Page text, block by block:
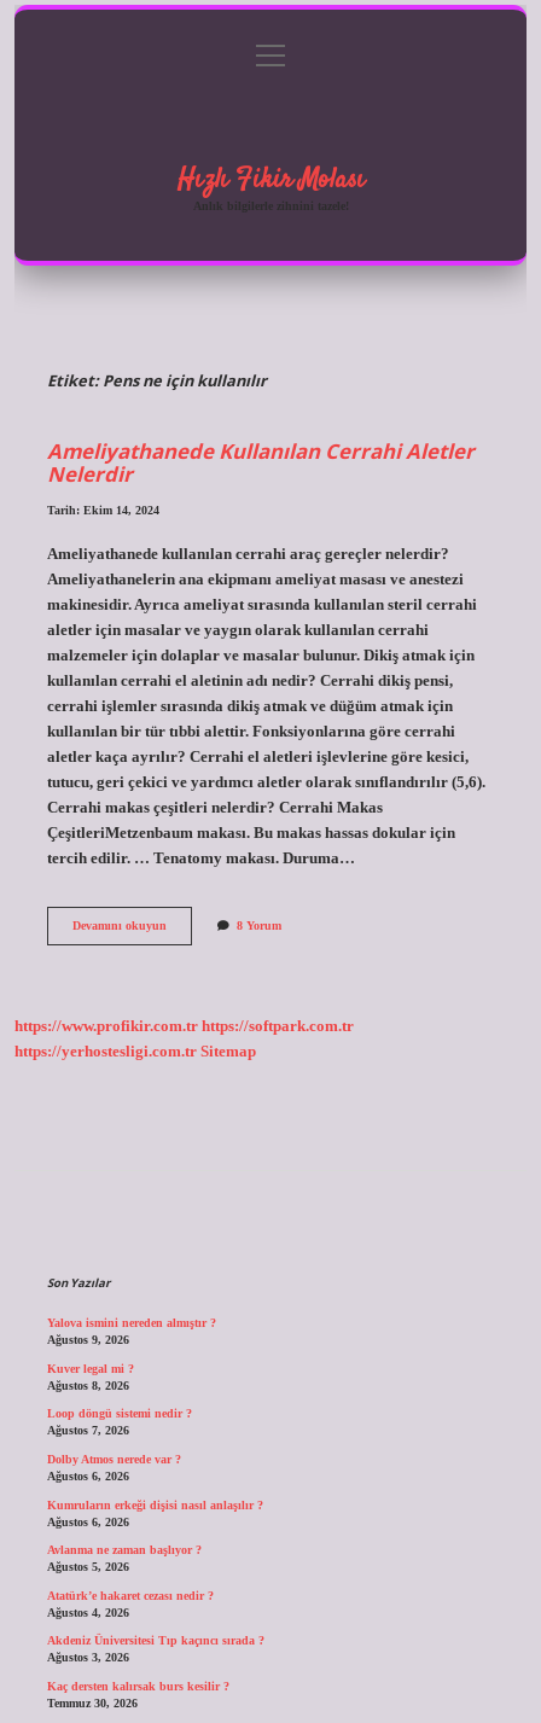
Gizlilik Politikası
menüyü
aç
Hızlı Fikir Molası
Anlık bilgilerle zihnini tazele!
Etiket:Pens ne için kullanılır
Ameliyathanede Kullanılan Cerrahi Aletler
Nelerdir
Tarih: Ekim 14, 2024
Ameliyathanede kullanılan cerrahi araç gereçler nelerdir?
Ameliyathanelerin ana ekipmanı ameliyat masası ve anestezi
makinesidir. Ayrıca ameliyat sırasında kullanılan steril cerrahi
aletler için masalar ve yaygın olarak kullanılan cerrahi
malzemeler için dolaplar ve masalar bulunur. Dikiş atmak için
kullanılan cerrahi el aletinin adı nedir? Cerrahi dikiş pensi,
cerrahi işlemler sırasında dikiş atmak ve düğüm atmak için
kullanılan bir tür tıbbi alettir. Fonksiyonlarına göre cerrahi
aletler kaça ayrılır? Cerrahi el aletleri işlevlerine göre kesici,
tutucu, geri çekici ve yardımcı aletler olarak sınıflandırılır (5,6).
Cerrahi makas çeşitleri nelerdir? Cerrahi Makas
ÇeşitleriMetzenbaum makası. Bu makas hassas dokular için
tercih edilir. … Tenatomy makası. Duruma…
Devamını okuyunAmeliyathanede8 Yorum
https://www.profikir.com.tr https://softpark.com.tr
https://yerhostesligi.com.tr Sitemap
Son Yazılar
Yalova ismini nereden almıştır ?
Ağustos 9, 2026
Kuver legal mi ?
Ağustos 8, 2026
Loop döngü sistemi nedir ?
Ağustos 7, 2026
Dolby Atmos nerede var ?
Ağustos 6, 2026
Kumruların erkeği dişisi nasıl anlaşılır ?
Ağustos 6, 2026
Avlanma ne zaman başlıyor ?
Ağustos 5, 2026
Atatürk’e hakaret cezası nedir ?
Ağustos 4, 2026
Akdeniz Üniversitesi Tıp kaçıncı sırada ?
Ağustos 3, 2026
Kaç dersten kalırsak burs kesilir ?
Temmuz 30, 2026